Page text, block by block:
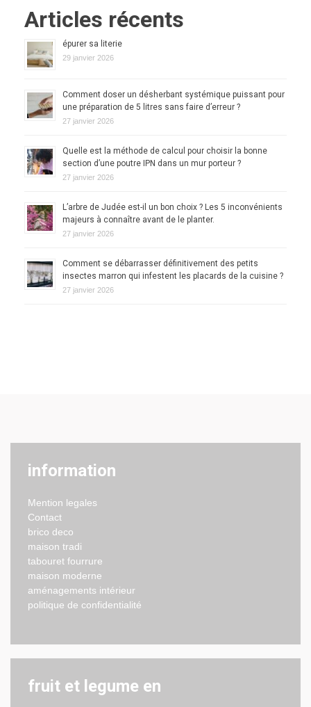
Articles récents
épurer sa literie
29 janvier 2026
Comment doser un désherbant systémique puissant pour
une préparation de 5 litres sans faire d’erreur ?
27 janvier 2026
Quelle est la méthode de calcul pour choisir la bonne
section d’une poutre IPN dans un mur porteur ?
27 janvier 2026
L’arbre de Judée est-il un bon choix ? Les 5 inconvénients
majeurs à connaître avant de le planter.
27 janvier 2026
Comment se débarrasser définitivement des petits
insectes marron qui infestent les placards de la cuisine ?
27 janvier 2026
information
Mention legales
Contact
brico deco
maison tradi
tabouret fourrure
maison moderne
aménagements intérieur
politique de confidentialité
fruit et legume en